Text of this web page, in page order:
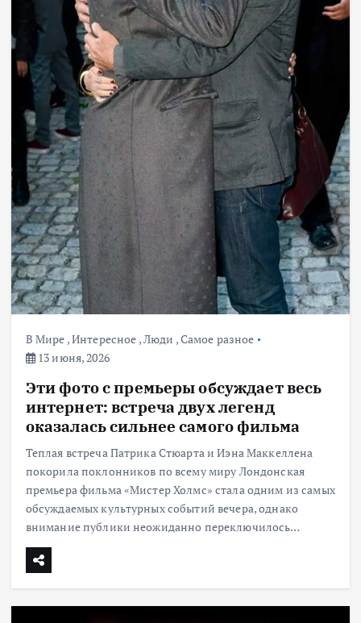
В Мире ,Интересное ,Люди ,Самое разное
13 июня, 2026
Эти фото с премьеры обсуждает весь
интернет: встреча двух легенд
оказалась сильнее самого фильма
Теплая встреча Патрика Стюарта и Иэна Маккеллена
покорила поклонников по всему миру Лондонская
премьера фильма «Мистер Холмс» стала одним из самых
обсуждаемых культурных событий вечера, однако
внимание публики неожиданно переключилось…